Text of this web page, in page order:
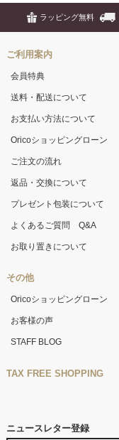
ラッピング無料
ご利用案内
会員特典
送料・配送について
お支払い方法について
Oricoショッピングローン
ご注文の流れ
返品・交換について
プレゼント包装について
よくあるご質問 Q&A
お取り置きについて
その他
Oricoショッピングローン
お客様の声
STAFF BLOG
TAX FREE SHOPPING
ニュースレター登録